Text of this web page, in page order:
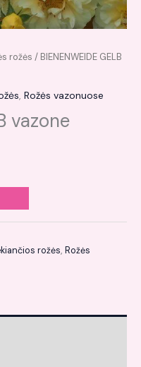
rožės / BIENENWEIDE GELB
, Rožės vazonuose
vazone
rožės, Rožės